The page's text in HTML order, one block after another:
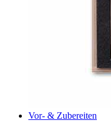
Vor- & Zubereiten